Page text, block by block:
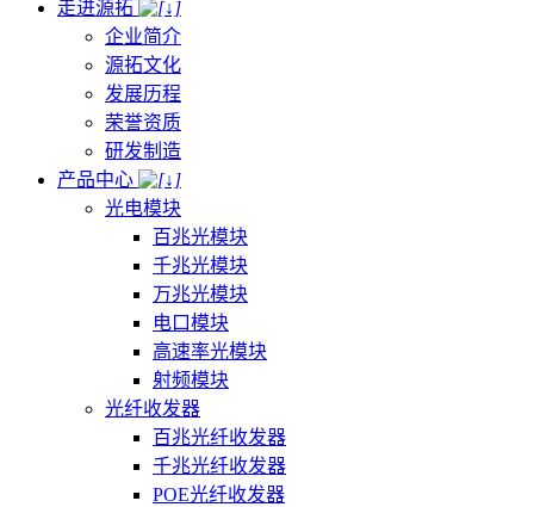
走进源拓
企业简介
源拓文化
发展历程
荣誉资质
研发制造
产品中心
光电模块
百兆光模块
千兆光模块
万兆光模块
电口模块
高速率光模块
射频模块
光纤收发器
百兆光纤收发器
千兆光纤收发器
POE光纤收发器